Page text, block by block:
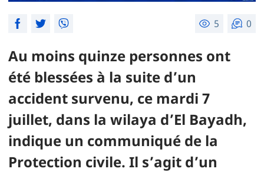
5 0
Au moins quinze personnes ont
été blessées à la suite d’un
accident survenu, ce mardi 7
juillet, dans la wilaya d’El Bayadh,
indique un communiqué de la
Protection civile. Il s’agit d’un